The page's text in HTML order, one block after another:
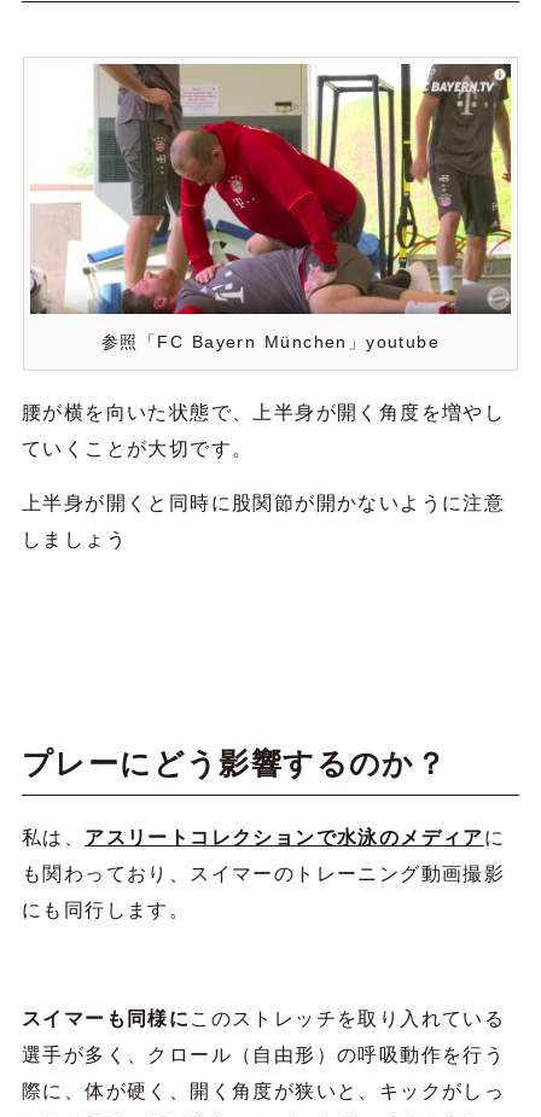
参照「FC Bayern München」youtube
腰が横を向いた状態で、上半身が開く角度を増やし
ていくことが大切です。
上半身が開くと同時に股関節が開かないように注意
しましょう
プレーにどう影響するのか？
私は、 アスリートコレクションで水泳のメディアに
も関わっており、スイマーのトレーニング動画撮影
にも同行します。
スイマーも同様に このストレッチを取り入れている
選手が多く、クロール（自由形）の呼吸動作を行う
際に、体が硬く、開く角度が狭いと、キックがしっ